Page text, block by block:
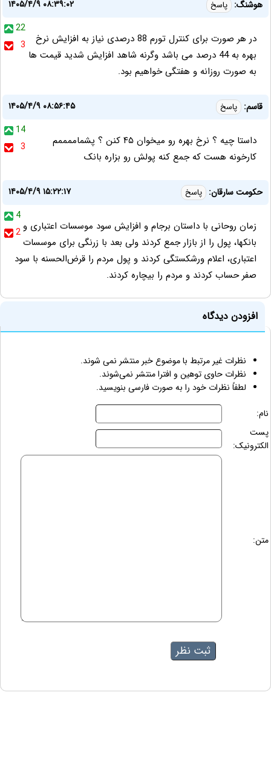
هوشنگ: پاسخ
۱۴۰۵/۴/۹ ۰۸:۳۹:۰۲
22
3
در هر صورت برای کنترل تورم 88 درصدی نیاز به افزایش نرخ
بهره به 44 درصد می باشد وگرنه شاهد افزایش شدید قیمت ها
به صورت روزانه و هفتگی خواهیم بود.
قاسم: پاسخ
۱۴۰۵/۴/۹ ۰۸:۵۶:۴۵
14
3
داستا چیه ؟ نرخ بهره رو میخوان ۴۵ کنن ؟ پشماممممم
کارخونه هست که جمع کنه پولش رو بزاره بانک
حکومت سارقان: پاسخ
۱۴۰۵/۴/۹ ۱۵:۲۲:۱۷
4
2 زمان روحانی با داستان برجام و افزایش سود موسسات اعتباری و
بانکها، پول را از بازار جمع کردند ولی بعد با زرنگی برای موسسات
اعتباری، اعلام ورشکستگی کردند و پول مردم را قرض‌الحسنه با سود
صفر حساب کردند و مردم را بیچاره کردند.
افزودن دیدگاه
نظرات غیر مرتبط با موضوع خبر منتشر نمی شوند.
نظرات حاوی توهین و افترا منتشر نمی‌شوند.
لطفاً نظرات خود را به صورت فارسی بنویسید.
نام:
پست
الکترونیک:
متن: